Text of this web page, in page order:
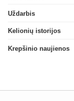
Uždarbis
Kelionių istorijos
Krepšinio naujienos